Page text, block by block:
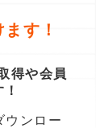
す！
得や会員
ウンロー